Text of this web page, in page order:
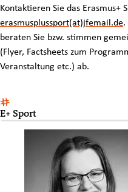
Kontaktieren Sie das Erasmus+
erasmusplussport(at)jfemail.de
beraten Sie bzw. stimmen
(Flyer, Factsheets zum
Veranstaltung etc.) ab.
E+ Sport